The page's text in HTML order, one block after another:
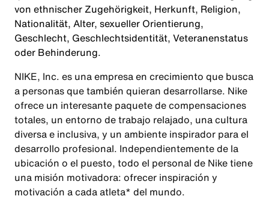
von ethnischer Zugehörigkeit, Herkunft, Religion,
Nationalität, Alter, sexueller Orientierung,
Geschlecht, Geschlechtsidentität, Veteranenstatus
oder Behinderung.
NIKE, Inc. es una empresa en crecimiento que busca
a personas que también quieran desarrollarse. Nike
ofrece un interesante paquete de compensaciones
totales, un entorno de trabajo relajado, una cultura
diversa e inclusiva, y un ambiente inspirador para el
desarrollo profesional. Independientemente de la
ubicación o el puesto, todo el personal de Nike tiene
una misión motivadora: ofrecer inspiración y
motivación a cada atleta* del mundo.